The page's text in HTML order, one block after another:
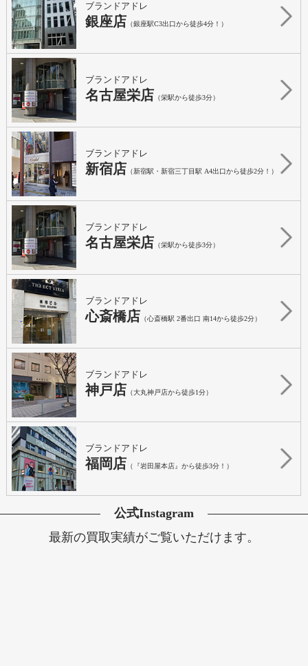
ブランドアドレ
銀座店 （銀座駅C3出口から徒歩4分！）
ブランドアドレ
名古屋栄店 （栄駅から徒歩3分）
ブランドアドレ
新宿店 （新宿駅・新宿三丁目駅 A4出口から徒歩2分！）
ブランドアドレ
名古屋栄店 （栄駅から徒歩3分）
ブランドアドレ
心斎橋店 （心斎橋駅 2番出口 南14から徒歩2分）
ブランドアドレ
神戸店 （大丸神戸店から徒歩1分）
ブランドアドレ
福岡店 （『岩田屋本店』から徒歩3分！）
公式Instagram
最新の買取実績がご覧いただけます。